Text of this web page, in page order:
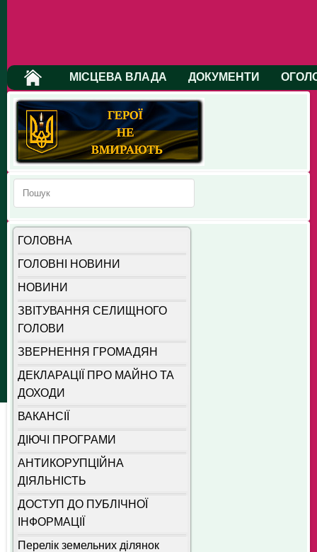
МІСЦЕВА ВЛАДА ДОКУМЕНТИ
ГОЛОВНА
ГОЛОВНІ НОВИНИ
НОВИНИ
ЗВІТУВАННЯ СЕЛИЩНОГО
ГОЛОВИ
ЗВЕРНЕННЯ ГРОМАДЯН
ДЕКЛАРАЦІЇ ПРО МАЙНО ТА
ДОХОДИ
ВАКАНСІЇ
ДІЮЧІ ПРОГРАМИ
АНТИКОРУПЦІЙНА
ДІЯЛЬНІСТЬ
ДОСТУП ДО ПУБЛІЧНОЇ
ІНФОРМАЦІЇ
Перелік земельних ділянок